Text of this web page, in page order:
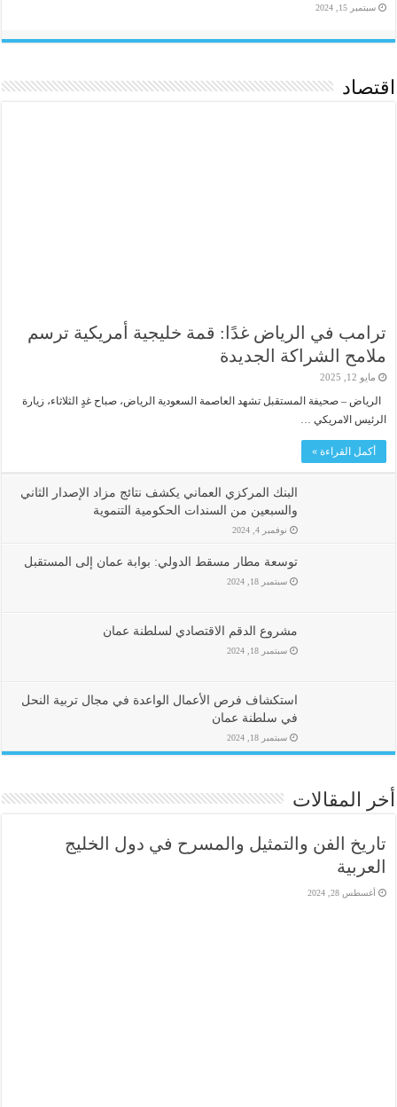
سبتمبر 15, 2024
اقتصاد
ترامب في الرياض غدًا: قمة خليجية أمريكية ترسم
ملامح الشراكة الجديدة
مايو 12, 2025
الرياض – صحيفة المستقبل تشهد العاصمة السعودية الرياض، صباح غدٍ الثلاثاء، زيارة
الرئيس الامريكي …
أكمل القراءة »
البنك المركزي العماني يكشف نتائج مزاد الإصدار الثاني
والسبعين من السندات الحكومية التنموية
نوفمبر 4, 2024
توسعة مطار مسقط الدولي: بوابة عمان إلى المستقبل
سبتمبر 18, 2024
مشروع الدقم الاقتصادي لسلطنة عمان
سبتمبر 18, 2024
استكشاف فرص الأعمال الواعدة في مجال تربية النحل
في سلطنة عمان
سبتمبر 18, 2024
أخر المقالات
تاريخ الفن والتمثيل والمسرح في دول الخليج
العربية
أغسطس 28, 2024